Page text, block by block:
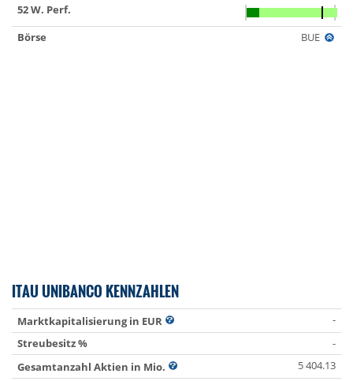
52 W. Perf.
Börse
BUE
ITAU UNIBANCO KENNZAHLEN
Marktkapitalisierung in EUR
-
Streubesitz %
-
Gesamtanzahl Aktien in Mio.
5 404.13